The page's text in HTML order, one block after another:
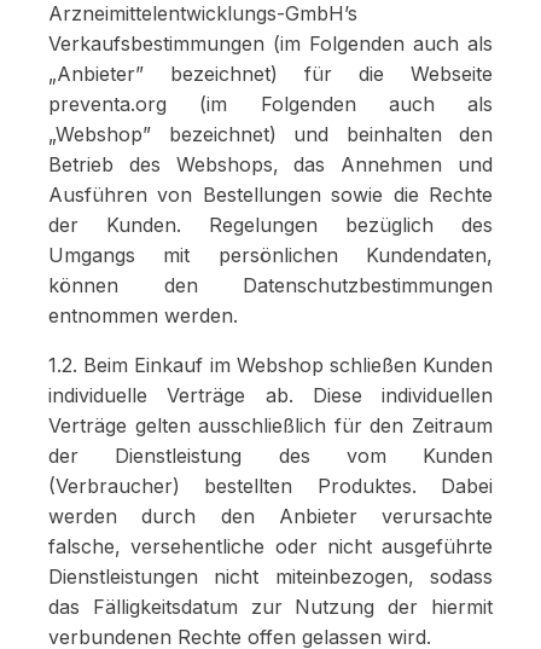
Arzneimittelentwicklungs-GmbH’s
Verkaufsbestimmungen (im Folgenden auch als
„Anbieter” bezeichnet) für die Webseite
preventa.org (im Folgenden auch als
„Webshop” bezeichnet) und beinhalten den
Betrieb des Webshops, das Annehmen und
Ausführen von Bestellungen sowie die Rechte
der Kunden. Regelungen bezüglich des
Umgangs mit persönlichen Kundendaten,
können den Datenschutzbestimmungen
entnommen werden.
1.2. Beim Einkauf im Webshop schließen Kunden
individuelle Verträge ab. Diese individuellen
Verträge gelten ausschließlich für den Zeitraum
der Dienstleistung des vom Kunden
(Verbraucher) bestellten Produktes. Dabei
werden durch den Anbieter verursachte
falsche, versehentliche oder nicht ausgeführte
Dienstleistungen nicht miteinbezogen, sodass
das Fälligkeitsdatum zur Nutzung der hiermit
verbundenen Rechte offen gelassen wird.